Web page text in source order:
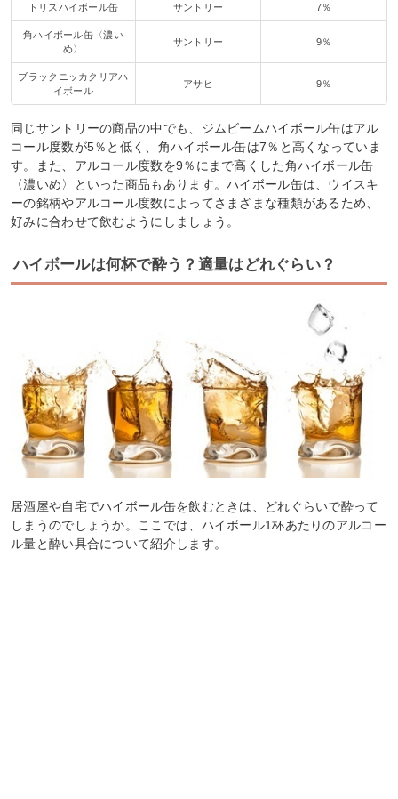
トリスハイボール缶 サントリー 7％
角ハイボール缶〈濃い
め〉
サントリー 9％
ブラックニッカクリアハ
イボール
アサヒ 9％
同じサントリーの商品の中でも、ジムビームハイボール缶はアル
コール度数が5％と低く、角ハイボール缶は7％と高くなっていま
す。また、アルコール度数を9％にまで高くした角ハイボール缶
〈濃いめ〉といった商品もあります。ハイボール缶は、ウイスキ
ーの銘柄やアルコール度数によってさまざまな種類があるため、
好みに合わせて飲むようにしましょう。
ハイボールは何杯で酔う？適量はどれぐらい？
居酒屋や自宅でハイボール缶を飲むときは、どれぐらいで酔って
しまうのでしょうか。ここでは、ハイボール1杯あたりのアルコー
ル量と酔い具合について紹介します。